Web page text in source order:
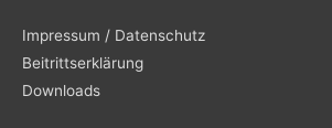
Impressum / Datenschutz
Beitrittserklärung
Downloads